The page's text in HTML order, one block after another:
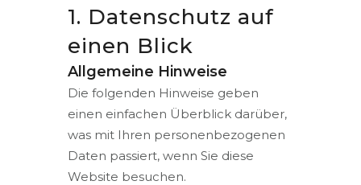
1. Datenschutz auf
einen Blick
Allgemeine Hinweise
Die folgenden Hinweise geben
einen einfachen Überblick darüber,
was mit Ihren personenbezogenen
Daten passiert, wenn Sie diese
Website besuchen.